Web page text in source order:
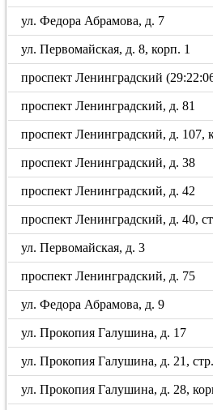
ул. Федора Абрамова, д. 7
ул. Первомайская, д. 8, корп. 1
проспект Ленинградский
проспект Ленинградский, д. 81
проспект Ленинградский, д. 107,
проспект Ленинградский, д. 38
проспект Ленинградский, д. 42
проспект Ленинградский, д. 40,
ул. Первомайская, д. 3
проспект Ленинградский, д. 75
ул. Федора Абрамова, д. 9
ул. Прокопия Галушина, д. 17
ул. Прокопия Галушина, д. 21,
ул. Прокопия Галушина, д. 28,